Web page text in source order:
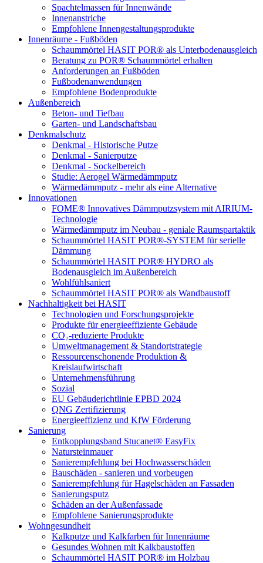
Spachtelmassen für Innenwände
Innenanstriche
Empfohlene Innengestaltungsprodukte
Innenräume - Fußböden
Schaummörtel HASIT POR® als Unterbodenausgleich
Beratung zu POR® Schaummörtel erhalten
Anforderungen an Fußböden
Fußbodenanwendungen
Empfohlene Bodenprodukte
Außenbereich
Beton- und Tiefbau
Garten- und Landschaftsbau
Denkmalschutz
Denkmal - Historische Putze
Denkmal - Sanierputze
Denkmal - Sockelbereich
Studie: Aerogel Wärmedämmputz
Wärmedämmputz - mehr als eine Alternative
Innovationen
FOME® Innovatives Dämmputzsystem mit AIRIUM-
Technologie
Wärmedämmputz im Neubau - geniale Raumspartaktik
Schaummörtel HASIT POR®-SYSTEM für serielle
Dämmung
Schaummörtel HASIT POR® HYDRO als
Bodenausgleich im Außenbereich
Wohlfühlsaniert
Schaummörtel HASIT POR® als Wandbaustoff
Nachhaltigkeit bei HASIT
Technologien und Forschungsprojekte
Produkte für energieeffiziente Gebäude
CO₂-reduzierte Produkte
Umweltmanagement & Standortstrategie
Ressourcenschonende Produktion &
Kreislaufwirtschaft
Unternehmensführung
Sozial
EU Gebäuderichtlinie EPBD 2024
QNG Zertifizierung
Energieeffizienz und KfW Förderung
Sanierung
Entkopplungsband Stucanet® EasyFix
Natursteinmauer
Sanierempfehlung bei Hochwasserschäden
Bauschäden - sanieren und vorbeugen
Sanierempfehlung für Hagelschäden an Fassaden
Sanierungsputz
Schäden an der Außenfassade
Empfohlene Sanierungsprodukte
Wohngesundheit
Kalkputze und Kalkfarben für Innenräume
Gesundes Wohnen mit Kalkbaustoffen
Schaummörtel HASIT POR® im Holzbau